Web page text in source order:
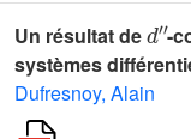
Un résultat de
d''
-
systèmes
Dufresnoy, Alain